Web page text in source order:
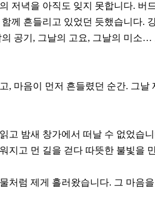
저녁을 아직도 잊지 못합니다. 버
께 흔들리고 있었던 듯했습니다.
공기, 그날의 고요, 그날의 미소
, 마음이 먼저 흔들렸던 순간. 그
고 밤새 창가에서 떠날 수 없었습
지고 먼 길을 걷다 따뜻한 불빛을
처럼 제게 흘러왔습니다. 그 마음